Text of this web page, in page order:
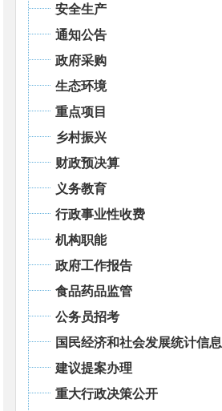
安全生产
通知公告
政府采购
生态环境
重点项目
乡村振兴
财政预决算
义务教育
行政事业性收费
机构职能
政府工作报告
食品药品监管
公务员招考
国民经济和社会发展统计信息
建议提案办理
重大行政决策公开